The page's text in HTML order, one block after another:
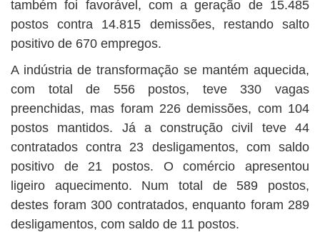
também foi favorável, com a geração de 15.485
postos contra 14.815 demissões, restando salto
positivo de 670 empregos.
A indústria de transformação se mantém aquecida,
com total de 556 postos, teve 330 vagas
preenchidas, mas foram 226 demissões, com 104
postos mantidos. Já a construção civil teve 44
contratados contra 23 desligamentos, com saldo
positivo de 21 postos. O comércio apresentou
ligeiro aquecimento. Num total de 589 postos,
destes foram 300 contratados, enquanto foram 289
desligamentos, com saldo de 11 postos.